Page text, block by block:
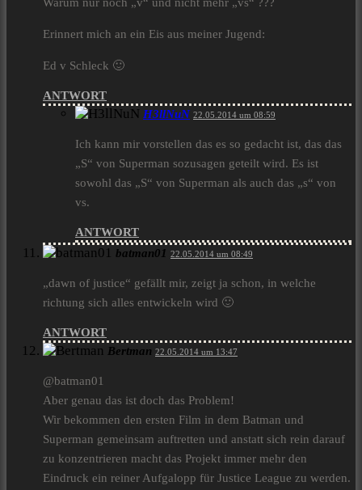
Warum nur noch „v“ und nicht mehr „vs“ ???
Erinnert mich an ein Eis aus meiner Jugend:
Ed v Schleck 🙂
ANTWORT
H3llNuN 22.05.2014 um 08:59
Ich kann mir vorstellen das es so gedacht ist, das das
„S“ von Superman sozusagen geteilt wird. Es ist
sowohl das „S“ von Superman als auch das „s“ von
vs.
ANTWORT
batman01 22.05.2014 um 08:49
„dawn of justice“ gefällt mir, zeigt ja schon, in welche
richtung sich alles entwickeln wird 🙂
ANTWORT
Bertman 22.05.2014 um 13:47
@batman01
Aber genau das ist doch das Problem!
Wir bekommen den ersten Film in dem Batman und
Superman gemeinsam auftretten und anstatt sich rein darauf
zu konzentrieren macht das Projekt immer mehr den
Eindruck ein reiner Aufgalopp für Justice League zu werden.